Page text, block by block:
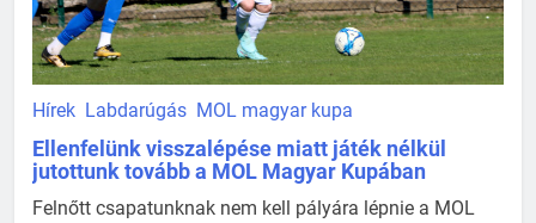
Hírek Labdarúgás MOL magyar kupa
Ellenfelünk visszalépése miatt játék nélkül
jutottunk tovább a MOL Magyar Kupában
Felnőtt csapatunknak nem kell pályára lépnie a MOL